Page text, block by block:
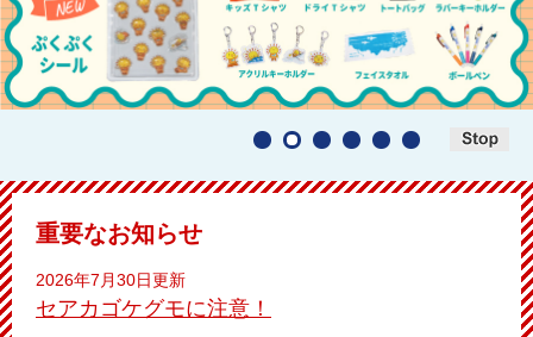
重要なお知らせ
2026年7月30日更新
セアカゴケグモに注意！